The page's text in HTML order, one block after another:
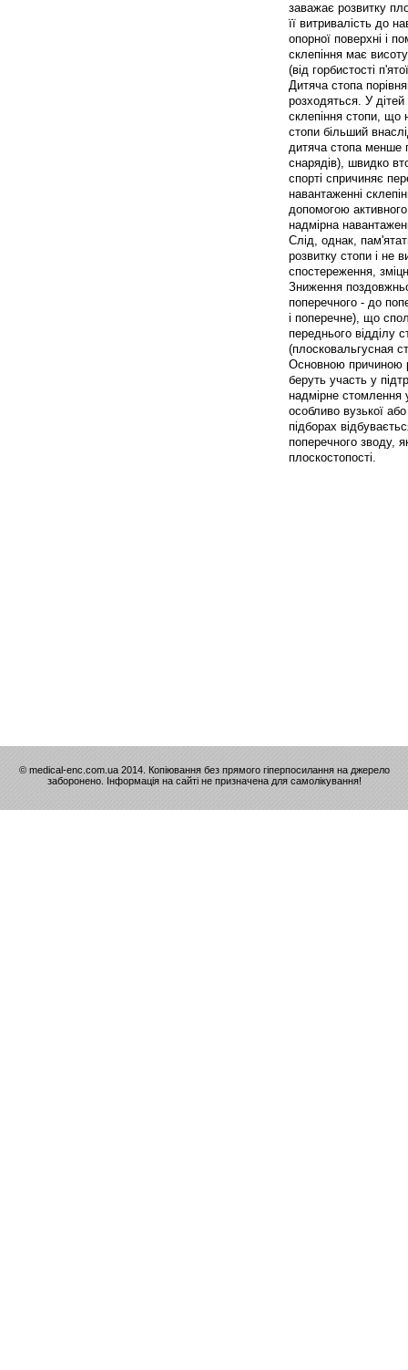
заважає розвитку
її витривалість до
опорної поверхні і
склепіння має
(від горбистості
Дитяча стопа
розходяться. У
склепіння стопи, що
стопи більший
дитяча стопа менше
снарядів), швидко
спорті спричиняє
навантаженні
допомогою
надмірна
Слід, однак,
розвитку стопи і не
спостереження,
Зниження
поперечного - до
і поперечне), що
переднього відділу
(плосковальгусная
Основною причиною
беруть участь у
надмірне стомлення
особливо вузької
підборах
поперечного зводу,
плоскостопості.
© medical-enc.com.ua 2014. Копіювання без прямого гіперпосилання на джерело
заборонено. Інформація на сайті не призначена для самолікування!